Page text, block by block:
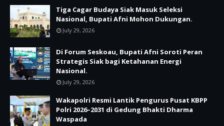
Tiga Cagar Budaya Siak Masuk Seleksi
Nasional, Bupati Afni Mohon Dukungan.
July 29, 2026
Di Forum Seskoau, Bupati Afni Soroti Peran
Strategis Siak bagi Ketahanan Energi
Nasional.
July 29, 2026
Wakapolri Resmi Lantik Pengurus Pusat KBPP
Polri 2026–2031 di Gedung Bhakti Dharma
Waspada